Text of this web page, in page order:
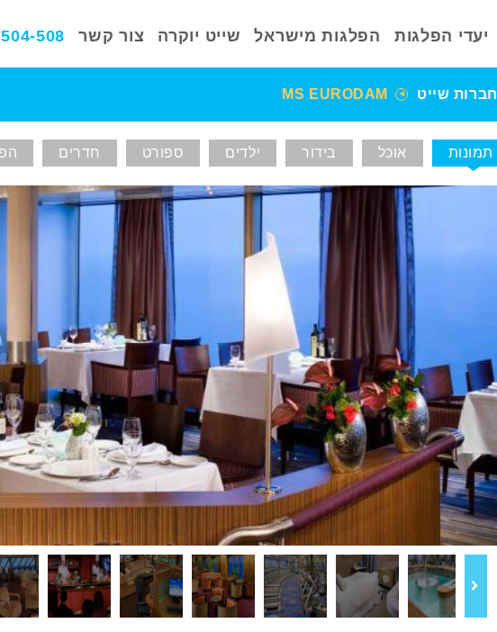
יעדי הפלגות הפלגות מישראל שייט יוקרה צור קשר 508
חברות שייט MS EURODAM
תמונות אוכל בידור ילדים ספורט חדרים